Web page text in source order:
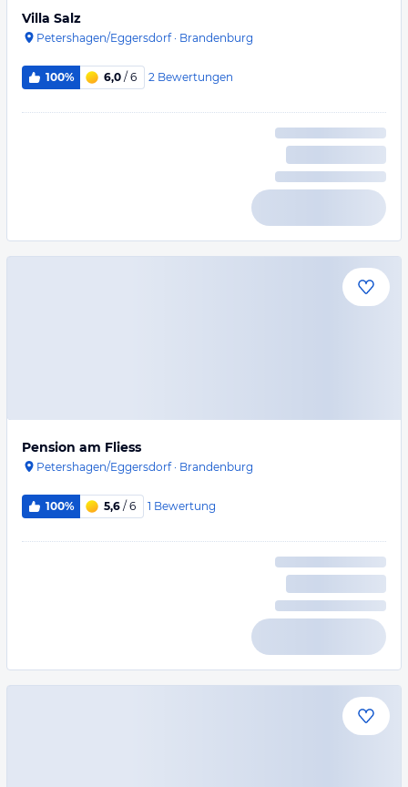
Villa Salz
Petershagen/Eggersdorf· Brandenburg
100% 6,0 / 6 2 Bewertungen
Pension am Fliess
Petershagen/Eggersdorf· Brandenburg
100% 5,6 / 6 1 Bewertung